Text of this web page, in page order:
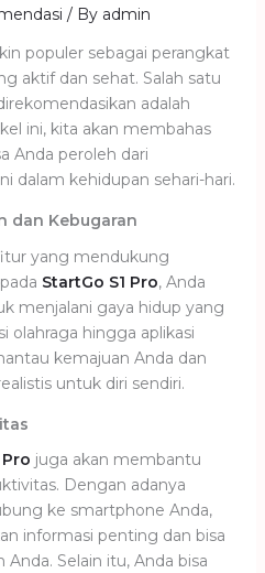
/ By admin
populer sebagai perangkat
aktif dan sehat. Salah satu
adalah
ini, kita akan membahas
Anda peroleh dari
dalam kehidupan sehari-hari.
dan Kebugaran
yang mendukung
StartGo S1 Pro, Anda
menjalani gaya hidup yang
olahraga hingga aplikasi
kemajuan Anda dan
untuk diri sendiri.
juga akan membantu
Dengan adanya
ke smartphone Anda,
informasi penting dan bisa
Selain itu, Anda bisa